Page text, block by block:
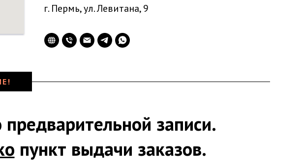
г. Пермь, ул. Левитана, 9
предварительной записи.
пункт выдачи заказов.